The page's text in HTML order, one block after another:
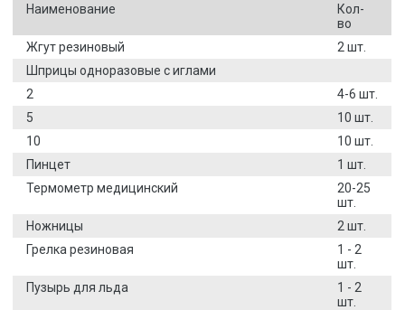
Наименование
Кол-
во
Жгут резиновый
2 шт.
Шприцы одноразовые с иглами
2
4-6 шт.
5
10 шт.
10
10 шт.
Пинцет
1 шт.
Термометр медицинский
20-25
шт.
Ножницы
2 шт.
Грелка резиновая
1 - 2
шт.
Пузырь для льда
1 - 2
шт.